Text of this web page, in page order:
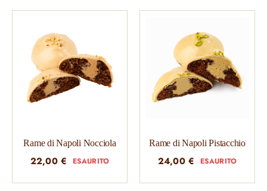
Rame di Napoli Nocciola
22,00€ ESAURITO
Rame di Napoli Pistacchio
24,00€ ESAURITO